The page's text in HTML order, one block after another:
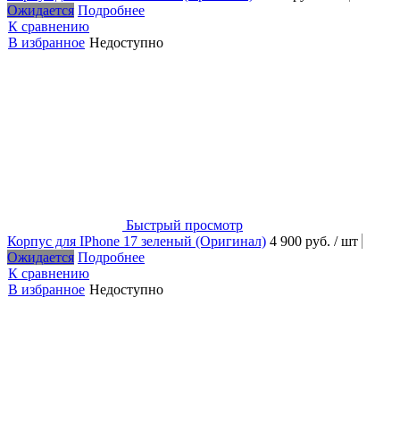
Ожидается Подробнее
К сравнению
В избранное Недоступно
Быстрый просмотр
Корпус для IPhone 17 зеленый (Оригинал) 4 900 руб. / шт
Ожидается Подробнее
К сравнению
В избранное Недоступно